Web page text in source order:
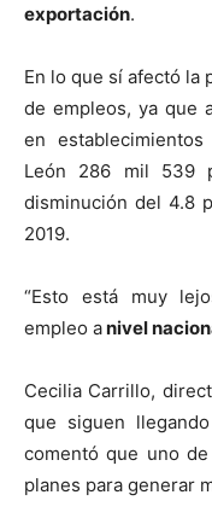
exportación.
En lo que sí afectó la
de empleos, ya que
en
León 286 mil 539
disminución del 4.8
2019.
“Esto está muy
empleo anivel
Cecilia Carrillo,
que siguen
comentó que uno
planes para generar